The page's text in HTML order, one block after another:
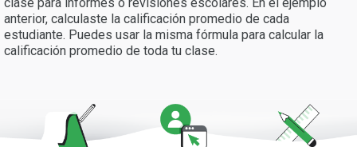
anterior, calculaste la calificación promedio de cada
estudiante. Puedes usar la misma fórmula para calcular la
calificación promedio de toda tu clase.